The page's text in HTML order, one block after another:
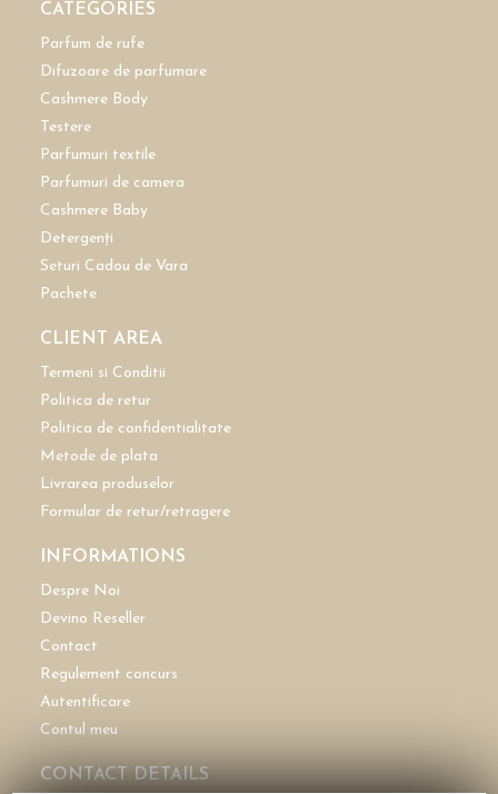
CATEGORIES
Parfum de rufe
Difuzoare de parfumare
Cashmere Body
Testere
Parfumuri textile
Parfumuri de camera
Cashmere Baby
Detergenți
Seturi Cadou de Vara
Pachete
CLIENT AREA
Termeni si Conditii
Politica de retur
Politica de confidentialitate
Metode de plata
Livrarea produselor
Formular de retur/retragere
INFORMATIONS
Despre Noi
Devino Reseller
Contact
Regulement concurs
Autentificare
Contul meu
CONTACT DETAILS